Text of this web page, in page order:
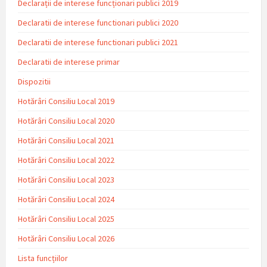
Declarații de interese funcționari publici 2019
Declaratii de interese functionari publici 2020
Declaratii de interese functionari publici 2021
Declaratii de interese primar
Dispozitii
Hotărâri Consiliu Local 2019
Hotărâri Consiliu Local 2020
Hotărâri Consiliu Local 2021
Hotărâri Consiliu Local 2022
Hotărâri Consiliu Local 2023
Hotărâri Consiliu Local 2024
Hotărâri Consiliu Local 2025
Hotărâri Consiliu Local 2026
Lista funcțiilor